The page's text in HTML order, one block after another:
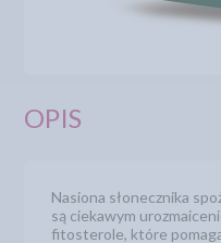
OPIS
Nasiona słonecznika
są ciekawym
fitosterole, które